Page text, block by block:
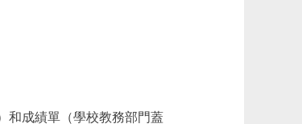
成績單（學校教務部門蓋